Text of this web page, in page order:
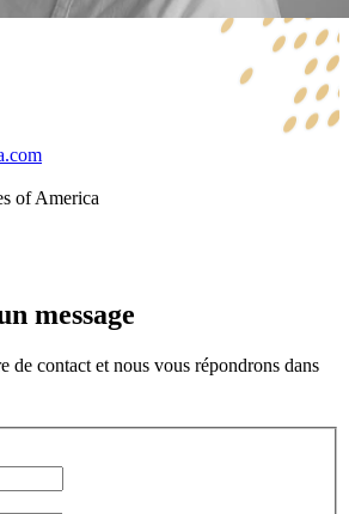
of America
message
de contact et nous vous répondrons dans